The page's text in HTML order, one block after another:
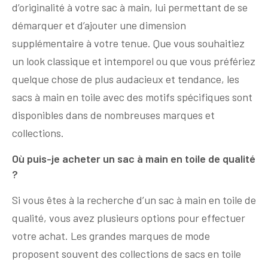
d’originalité à votre sac à main, lui permettant de se
démarquer et d’ajouter une dimension
supplémentaire à votre tenue. Que vous souhaitiez
un look classique et intemporel ou que vous préfériez
quelque chose de plus audacieux et tendance, les
sacs à main en toile avec des motifs spécifiques sont
disponibles dans de nombreuses marques et
collections.
Où puis-je acheter un sac à main en toile de qualité
?
Si vous êtes à la recherche d’un sac à main en toile de
qualité, vous avez plusieurs options pour effectuer
votre achat. Les grandes marques de mode
proposent souvent des collections de sacs en toile